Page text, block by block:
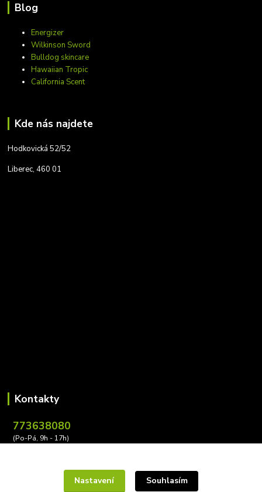
Blog
Energizer
Wilkinson Sword
Bulldog skincare
Hawaiian Tropic
California Scent
Kde nás najdete
Hodkovická 52/52
Liberec, 460 01
Kontakty
773638080
(Po-Pá, 9h - 17h)
Nastavení Souhlasím